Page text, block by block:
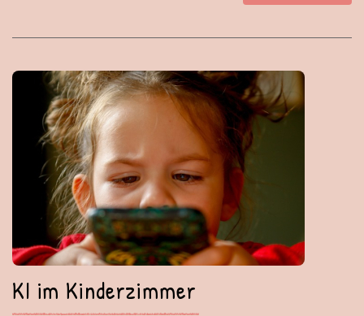
KI im Kinderzimmer